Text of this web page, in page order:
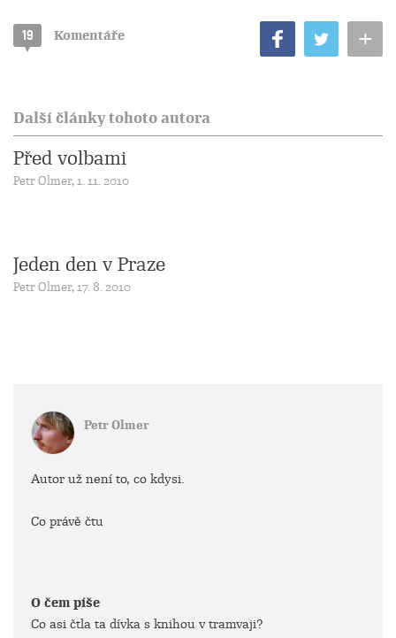
19 Komentáře +
Další články tohoto autora
Před volbami
Petr Olmer, 1. 11. 2010
Jeden den v Praze
Petr Olmer, 17. 8. 2010
Petr Olmer
Autor už není to, co kdysi.
Co právě čtu
O čem píše
Co asi čtla ta dívka s knihou v tramvaji?